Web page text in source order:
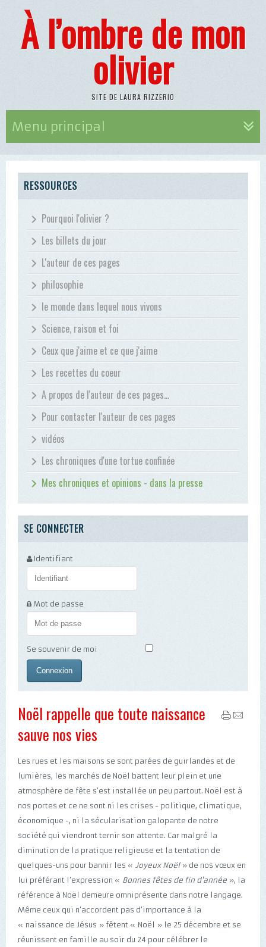
À l’ombre de mon
olivier
SITE DE LAURA RIZZERIO
Menu principal
RESSOURCES
Pourquoi l'olivier ?
Les billets du jour
L'auteur de ces pages
philosophie
le monde dans lequel nous vivons
Science, raison et foi
Ceux que j'aime et ce que j'aime
Les recettes du coeur
A propos de l'auteur de ces pages...
Pour contacter l'auteur de ces pages
vidéos
Les chroniques d'une tortue confinée
Mes chroniques et opinions - dans la presse
SE CONNECTER
Identifiant
Mot de passe
Se souvenir de moi
Noël rappelle que toute naissance
sauve nos vies
Les rues et les maisons se sont parées de guirlandes et de
lumières, les marchés de Noël battent leur plein et une
atmosphère de fête s’est installée un peu partout. Noël est à
nos portes et ce ne sont ni les crises - politique, climatique,
économique -, ni la sécularisation galopante de notre
société qui viendront ternir son attente. Car malgré la
diminution de la pratique religieuse et la tentation de
quelques-uns pour bannir les « Joyeux Noël» de nos vœux en
lui préférant l’expression « Bonnes fêtes de fin d'année », la
référence à Noël demeure omniprésente dans notre langage.
Même ceux qui n’accordent pas d’importance à la
« naissance de Jésus » fêtent « Noël » le 25 décembre et se
réunissent en famille au soir du 24 pour célébrer le